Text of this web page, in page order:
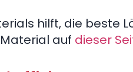
hilft, die beste
auf dieser